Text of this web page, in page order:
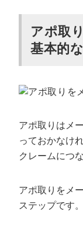
アポ取
基本的
アポ取りはメ
っておかなけ
クレームにつ
アポ取りをメ
ステップです。